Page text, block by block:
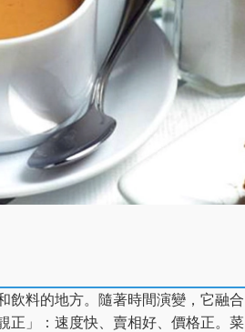
飲料的地方。隨著時間演變，它融合
正」：速度快、賣相好、價格正。菜